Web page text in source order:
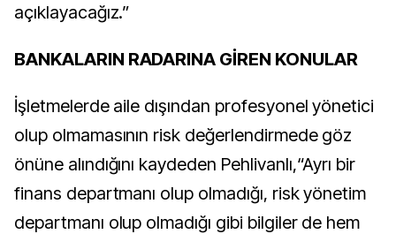
açıklayacağız.”
BANKALARIN RADARINA GİREN KONULAR
İşletmelerde aile dışından profesyonel yönetici
olup olmamasının risk değerlendirmede göz
önüne alındığını kaydeden Pehlivanlı,“Ayrı bir
finans departmanı olup olmadığı, risk yönetim
departmanı olup olmadığı gibi bilgiler de hem